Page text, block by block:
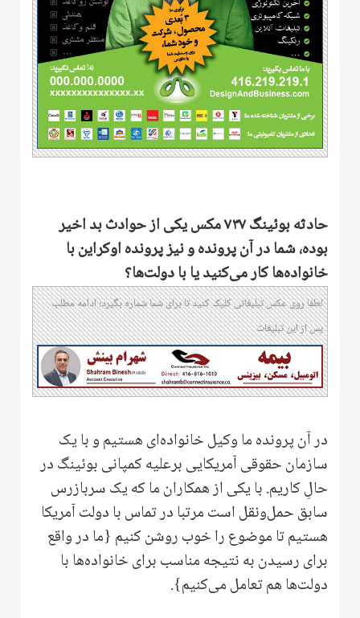
حادثه بوئینگ ۷۳۷ مکس یکی از حوادث بد اخیر
بوده، شما در آن پرونده و نیز پرونده اوکراین با
خانواده‌ها کار می‌کنید یا با دولت‌ها؟
لطفا روی عکس تبلیغاتی کلیک کنید تا برای شما شماره بگیرد؛ ادامه مطلب
پس از این تبلیغات
در آن پرونده ما وکیل خانواده‌ای هستیم و با یک
سازمان حقوقی آمریکایی برعلیه کمپانی بوئینگ در
حالِ کاریم. با یکی از همکاران ما که یک سربازرس
سابق حمل‌ونقل است مرتبا در تماس با دولت آمریکا
هستیم تا موضوع را خوب روشن کنیم {ما در واقع
برای رسیدن به نتیجه مناسب برای خانواده‌ها با
دولت‌ها هم تعامل می‌کنیم}.